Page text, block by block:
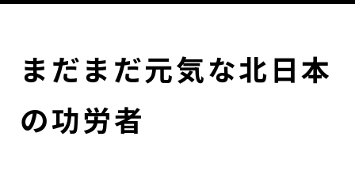
まだまだ元気な北日本
の功労者